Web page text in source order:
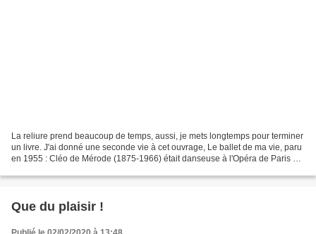
La reliure prend beaucoup de temps, aussi, je mets longtemps pour terminer
un livre. J'ai donné une seconde vie à cet ouvrage, Le ballet de ma vie, paru
en 1955 : Cléo de Mérode (1875-1966) était danseuse à l'Opéra de Paris et
Que du plaisir !